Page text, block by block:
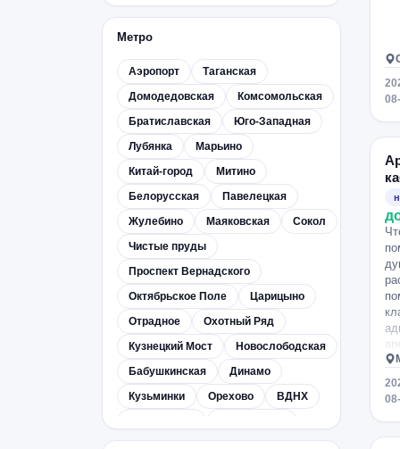
Новокуркино
Клин
Старая Купавна
Опалиха
Куровское
мкрн. Кучино
Воскресенск
Красково
Павловский Посад
Некрасовка
Немчиновка
Голубое
Егорьевск
Лыткарино
Краснознаменск
Барвиха
Быково
Октябрьский
Очаково
Развилка
Салтыковка
Удельная
Куркино
Электроугли
Бронницы
Внуково
Ожерелье
Руза
Можайск
Кубинка
Красноармейск
Луховицы
Метро
Аэропорт
Таганская
Домодедовская
Комсомольская
Братиславская
Юго-Западная
Лубянка
Марьино
Китай-город
Митино
Белорусская
Павелецкая
Жулебино
Маяковская
Сокол
Чистые пруды
Проспект Вернадского
Октябрьское Поле
Царицыно
Отрадное
Охотный Ряд
Кузнецкий Мост
Новослободская
Бабушкинская
Динамо
Кузьминки
Орехово
ВДНХ